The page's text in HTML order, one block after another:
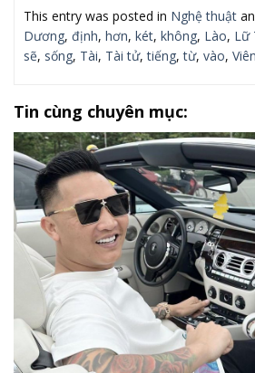
This entry was posted in Nghệ thuật
Dương, định, hơn, két, không, Lào, Lữ
sẽ, sống, Tài, Tài tử,tiếng,từ, vào, Viên
Tin cùng chuyên mục: